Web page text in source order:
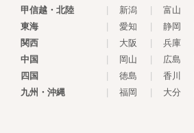
甲信越・北陸
新潟 富山
東海
愛知 静岡
関西
大阪 兵庫
中国
岡山 広島
四国
徳島 香川
九州・沖縄
福岡 大分